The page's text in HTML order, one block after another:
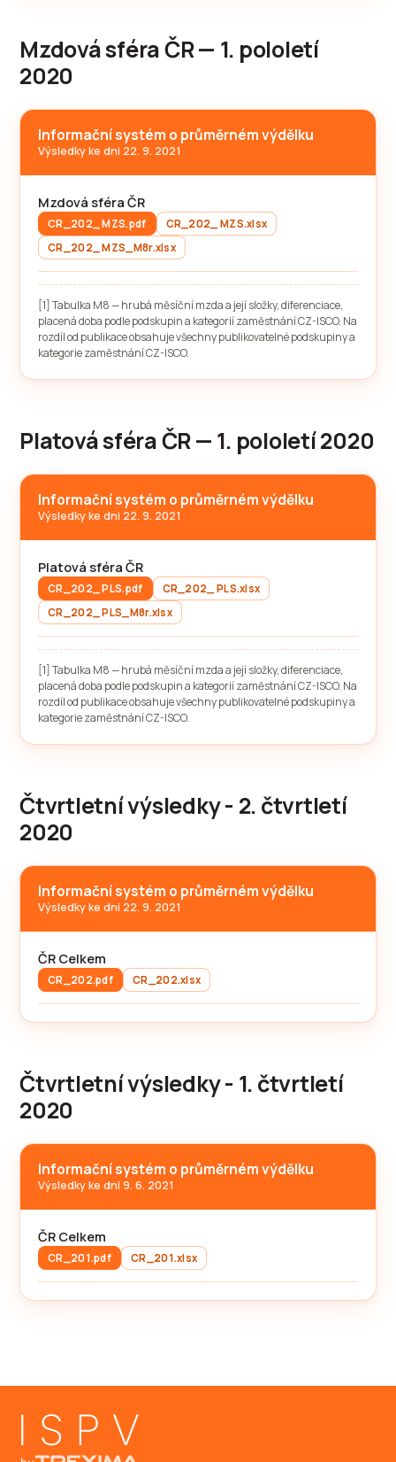
Mzdová sféra ČR — 1. pololetí
2020
Informační systém o průměrném výdělku
Výsledky ke dni 22. 9. 2021
Mzdová sféra ČR
CR_202_ MZS.pdf
CR_202_ MZS.xlsx
CR_202_ MZS_M8r.xlsx
[1] Tabulka M8 — hrubá měsíční mzda a její složky, diferenciace,
placená doba podle podskupin a kategorií zaměstnání CZ-ISCO. Na
rozdíl od publikace obsahuje všechny publikovatelné podskupiny a
kategorie zaměstnání CZ-ISCO.
Platová sféra ČR — 1. pololetí 2020
Informační systém o průměrném výdělku
Výsledky ke dni 22. 9. 2021
Platová sféra ČR
CR_202_ PLS.pdf
CR_202_ PLS.xlsx
CR_202_ PLS_M8r.xlsx
[1] Tabulka M8 — hrubá měsíční mzda a její složky, diferenciace,
placená doba podle podskupin a kategorií zaměstnání CZ-ISCO. Na
rozdíl od publikace obsahuje všechny publikovatelné podskupiny a
kategorie zaměstnání CZ-ISCO.
Čtvrtletní výsledky - 2. čtvrtletí
2020
Informační systém o průměrném výdělku
Výsledky ke dni 22. 9. 2021
ČR Celkem
CR_202.pdf CR_202.xlsx
Čtvrtletní výsledky - 1. čtvrtletí
2020
Informační systém o průměrném výdělku
Výsledky ke dni 9. 6. 2021
ČR Celkem
CR_201.pdf CR_201.xlsx